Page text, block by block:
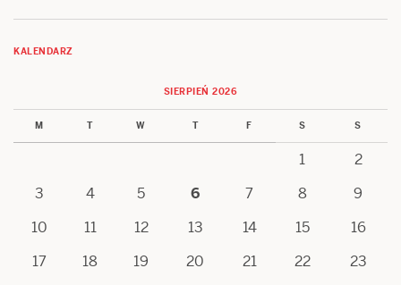
KALENDARZ
SIERPIEŃ 2026
M T W T F S S
1
2
3
4 5 6 7 8
9
10
11 12 13 14 15
16
17
18 19 20 21 22
23